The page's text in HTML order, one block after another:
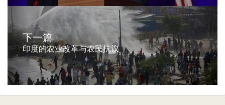
下一篇
印度的农业改革与农民抗议